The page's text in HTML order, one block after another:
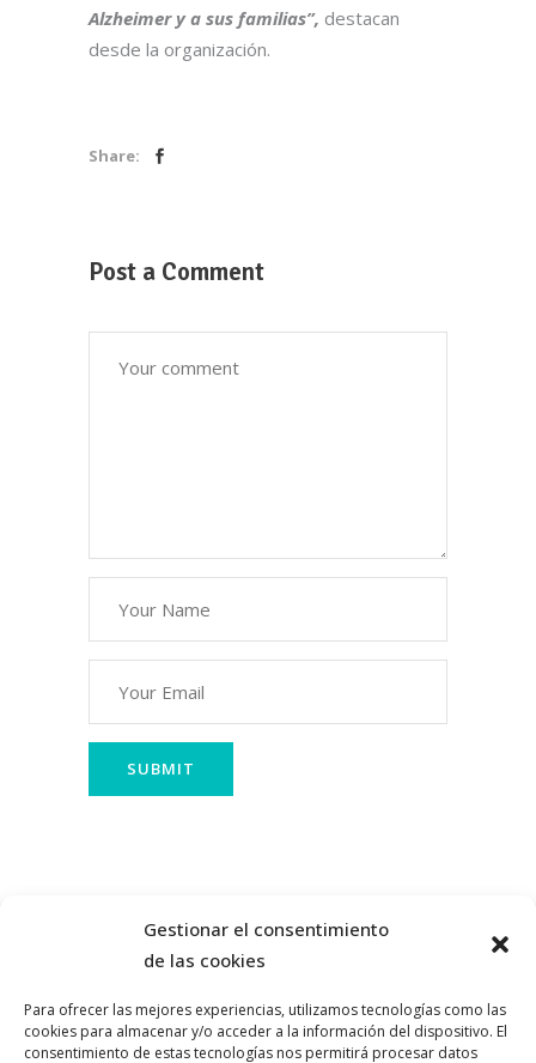
Gestionar el consentimiento
de las cookies
Para ofrecer las mejores experiencias, utilizamos tecnologías como las
cookies para almacenar y/o acceder a la información del dispositivo. El
consentimiento de estas tecnologías nos permitirá procesar datos
Alzheimer y a sus familias”, destacan
desde la organización.
Share:
Post a Comment